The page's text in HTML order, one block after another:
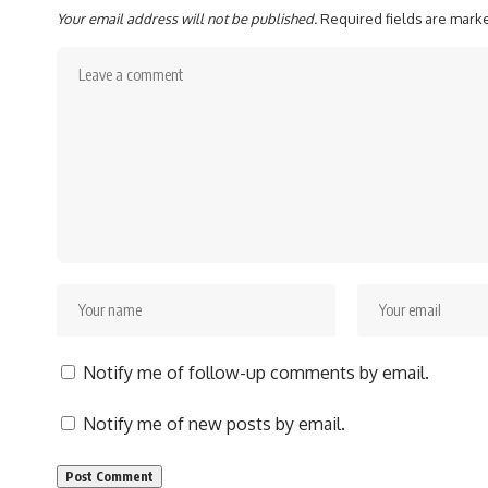
Your email address will not be published.Required fields are
Notify me of follow-up comments by email.
Notify me of new posts by email.